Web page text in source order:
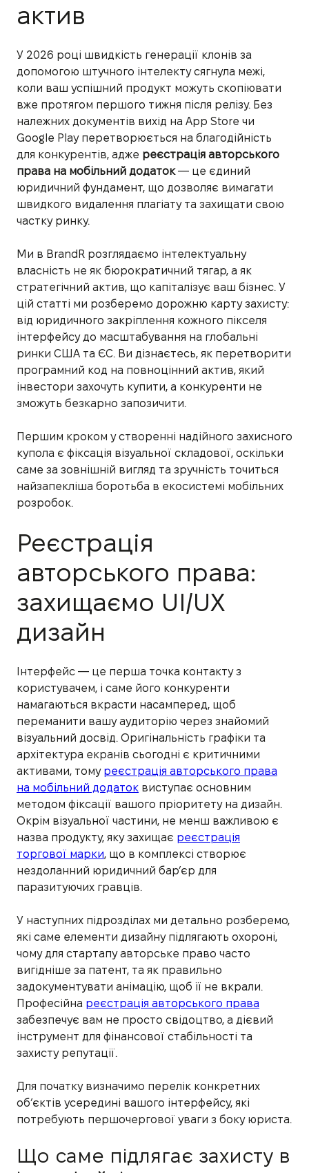
актив
У 2026 році швидкість генерації клонів за
допомогою штучного інтелекту сягнула межі,
коли ваш успішний продукт можуть скопіювати
вже протягом першого тижня після релізу. Без
належних документів вихід на App Store чи
Google Play перетворюється на благодійність
для конкурентів, адже реєстрація авторського
права на мобільний додаток— це єдиний
юридичний фундамент, що дозволяє вимагати
швидкого видалення плагіату та захищати свою
частку ринку.
Ми в BrandR розглядаємо інтелектуальну
власність не як бюрократичний тягар, а як
стратегічний актив, що капіталізує ваш бізнес. У
цій статті ми розберемо дорожню карту захисту:
від юридичного закріплення кожного пікселя
інтерфейсу до масштабування на глобальні
ринки США та ЄС. Ви дізнаєтесь, як перетворити
програмний код на повноцінний актив, який
інвестори захочуть купити, а конкуренти не
зможуть безкарно запозичити.
Першим кроком у створенні надійного захисного
купола є фіксація візуальної складової, оскільки
саме за зовнішній вигляд та зручність точиться
найзапекліша боротьба в екосистемі мобільних
розробок.
Реєстрація
авторського права:
захищаємо UI/UX
дизайн
Інтерфейс — це перша точка контакту з
користувачем, і саме його конкуренти
намагаються вкрасти насамперед, щоб
переманити вашу аудиторію через знайомий
візуальний досвід. Оригінальність графіки та
архітектура екранів сьогодні є критичними
активами, тому реєстрація авторського права
на мобільний додаток виступає основним
методом фіксації вашого пріоритету на дизайн.
Окрім візуальної частини, не менш важливою є
назва продукту, яку захищає реєстрація
торгової марки, що в комплексі створює
нездоланний юридичний бар’єр для
паразитуючих гравців.
У наступних підрозділах ми детально розберемо,
які саме елементи дизайну підлягають охороні,
чому для стартапу авторське право часто
вигідніше за патент, та як правильно
задокументувати анімацію, щоб її не вкрали.
Професійна реєстрація авторського права
забезпечує вам не просто свідоцтво, а дієвий
інструмент для фінансової стабільності та
захисту репутації.
Для початку визначимо перелік конкретних
об’єктів усередині вашого інтерфейсу, які
потребують першочергової уваги з боку юриста.
Що саме підлягає захисту в